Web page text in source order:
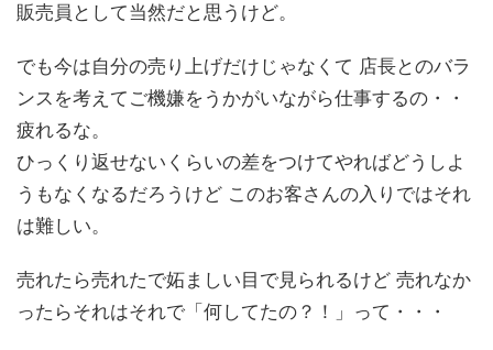
販売員として当然だと思うけど。
でも今は自分の売り上げだけじゃなくて 店長とのバラ
ンスを考えてご機嫌をうかがいながら仕事するの・・
疲れるな。
ひっくり返せないくらいの差をつけてやればどうしよ
うもなくなるだろうけど このお客さんの入りではそれ
は難しい。
売れたら売れたで妬ましい目で見られるけど 売れなか
ったらそれはそれで「何してたの？！」って・・・